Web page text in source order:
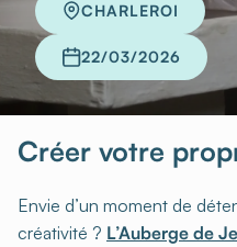
CHARLEROI
22/03/2026
Créer votre
Envie d’un moment de
créativité ? L’Auberge de